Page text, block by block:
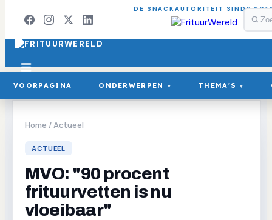
DE SNACKAUTORITEIT SINDS
VOORPAGINA ONDERWERPEN ▾ THEMA'S ▾
Home /Actueel
ACTUEEL
MVO: "90 procent
frituurvetten is nu
vloeibaar"